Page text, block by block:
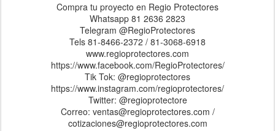
Compra tu proyecto en Regio Protectores
Whatsapp 81 2636 2823
Telegram @RegioProtectores
Tels 81-8466-2372 / 81-3068-6918
www.regioprotectores.com
https://www.facebook.com/RegioProtectores/
Tik Tok: @regioprotectores
https://www.instagram.com/regioprotectores/
Twitter: @regioprotectore
Correo: ventas@regioprotectores.com /
cotizaciones@regioprotectores.com